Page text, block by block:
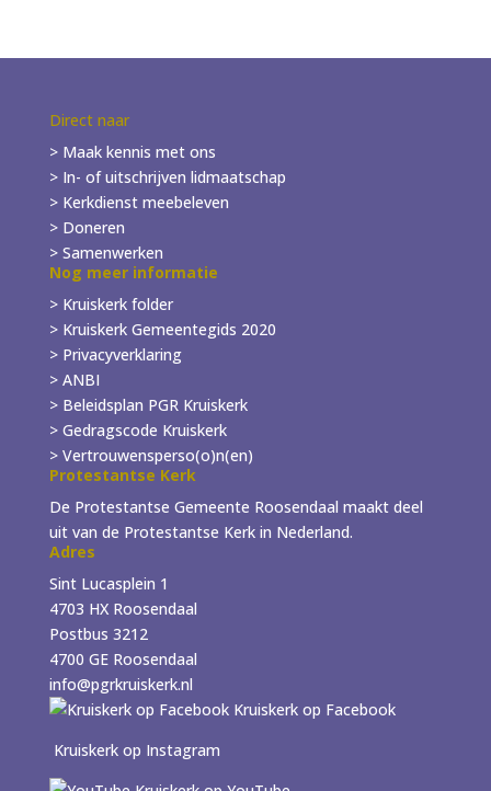
Direct naar
> Maak kennis met ons
> In- ofuitschrijven lidmaatschap
> Kerkdienst meebeleven
> Doneren
> Samenwerken
Nog meer informatie
> Kruiskerk folder
>Kruiskerk Gemeentegids 2020
> Privacyverklaring
> ANBI
> Beleidsplan PGR Kruiskerk
> Gedragscode Kruiskerk
> Vertrouwensperso(o)n(en)
Protestantse Kerk
De Protestantse Gemeente Roosendaal maakt deel
uit van de Protestantse Kerk in Nederland.
Adres
Sint Lucasplein 1
4703 HX Roosendaal
Postbus 3212
4700 GE Roosendaal
info@pgrkruiskerk.nl
Kruiskerk op Facebook
Kruiskerk op Instagram